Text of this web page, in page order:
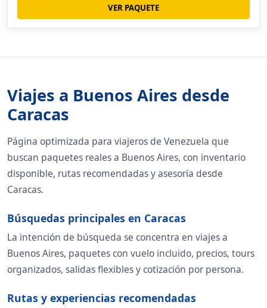
VER PAQUETE
Viajes a Buenos Aires desde
Caracas
Página optimizada para viajeros de Venezuela que
buscan paquetes reales a Buenos Aires, con inventario
disponible, rutas recomendadas y asesoría desde
Caracas.
Búsquedas principales en Caracas
La intención de búsqueda se concentra en viajes a
Buenos Aires, paquetes con vuelo incluido, precios, tours
organizados, salidas flexibles y cotización por persona.
Rutas y experiencias recomendadas